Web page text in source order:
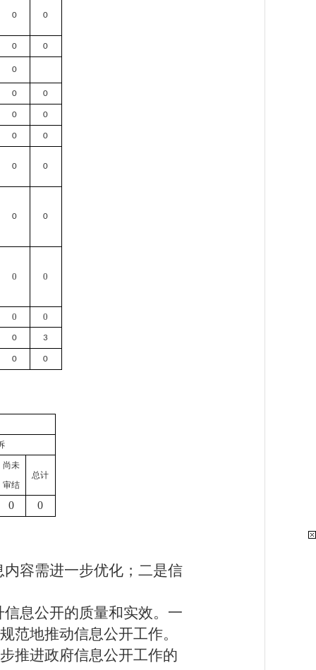
0 0
0 0
0
0 0
0 0
0 0
0 0
0 0
0 0
0 0
0 3
0 0
尚未
审结
总计
0 0
容需进一步优化；二是信
息公开的质量和实效。一
范地推动信息公开工作。
推进政府信息公开工作的